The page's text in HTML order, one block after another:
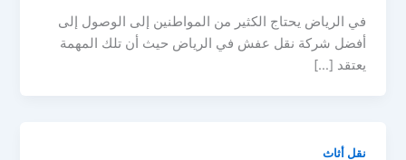
في الرياض يحتاج الكثير من المواطنين إلى الوصول إلى
أفضل شركة نقل عفش في الرياض حيث أن تلك المهمة
يعتقد […]
نقل أثاث